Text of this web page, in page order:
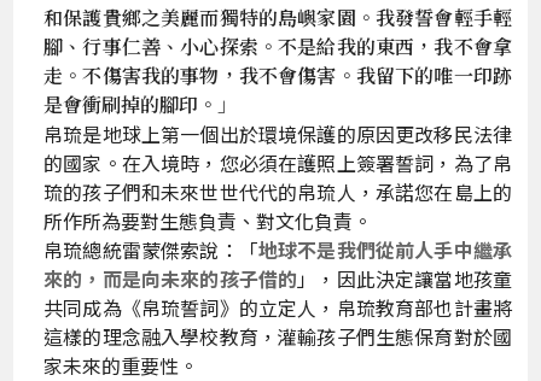
和保護貴鄉之美麗而獨特的島嶼家園。我發誓會輕手輕
腳、行事仁善、小心探索。不是給我的東西，我不會拿
走。不傷害我的事物，我不會傷害。我留下的唯一印跡
是會衝刷掉的腳印。」
帛琉是地球上第一個出於環境保護的原因更改移民法律
的國家。在入境時，您必須在護照上簽署誓詞，為了帛
琉的孩子們和未來世世代代的帛琉人，承諾您在島上的
所作所為要對生態負責、對文化負責。
帛琉總統雷蒙傑索說：「地球不是我們從前人手中繼承
來的，而是向未來的孩子借的」，因此決定讓當地孩童
共同成為《帛琉誓詞》的立定人，帛琉教育部也計畫將
這樣的理念融入學校教育，灌輸孩子們生態保育對於國
家未來的重要性。